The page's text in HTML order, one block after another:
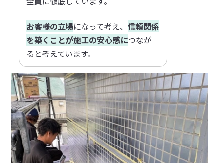
お客様の立場になって考え、信頼関係
を築くことが施工の安心感につなが
ると考えています。